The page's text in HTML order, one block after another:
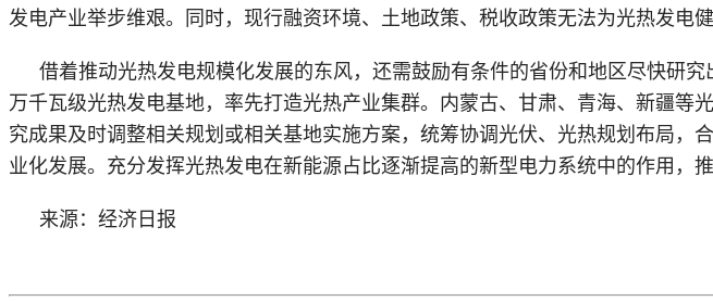
发电产业举步维艰。同时，现行融资环境、土地政策、税收政策无法为光热发电
借着推动光热发电规模化发展的东风，还需鼓励有条件的省份和地区尽快研
万千瓦级光热发电基地，率先打造光热产业集群。内蒙古、甘肃、青海、新疆
究成果及时调整相关规划或相关基地实施方案，统筹协调光伏、光热规划布局
业化发展。充分发挥光热发电在新能源占比逐渐提高的新型电力系统中的作用，
来源：经济日报